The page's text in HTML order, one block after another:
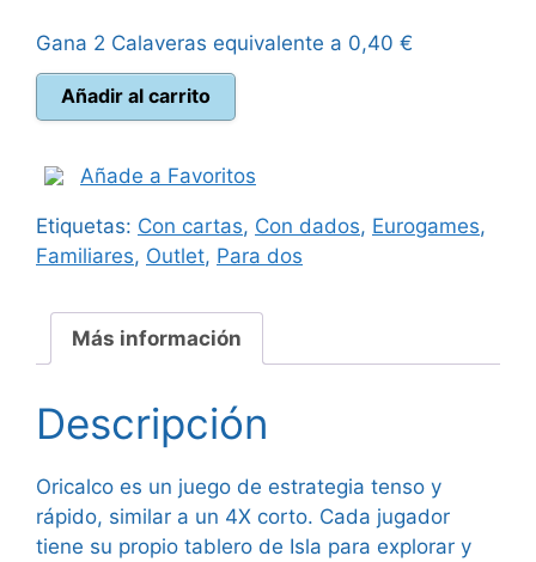
era:
45,00 €.
es:
Gana 2 Calaveras equivalente a 0,40 €
Oricalco
cantidad
Añadir al carrito
Añade a Favoritos
Etiquetas: Con cartas, Con dados, Eurogames,
Familiares, Outlet, Para dos
Más información
Descripción
Oricalco es un juego de estrategia tenso y
rápido, similar a un 4X corto. Cada jugador
tiene su propio tablero de Isla para explorar y